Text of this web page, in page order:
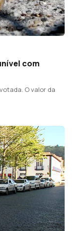
com
O valor da